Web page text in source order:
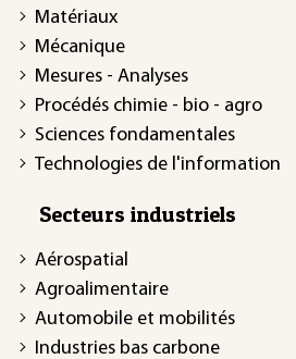
Matériaux
Mécanique
Mesures - Analyses
Procédés chimie - bio - agro
Sciences fondamentales
Technologies de l'information
Secteurs industriels
Aérospatial
Agroalimentaire
Automobile et mobilités
Industries bas carbone